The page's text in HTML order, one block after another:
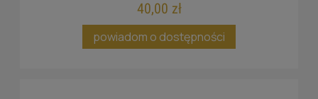
40,00 zł
powiadom o dostępności